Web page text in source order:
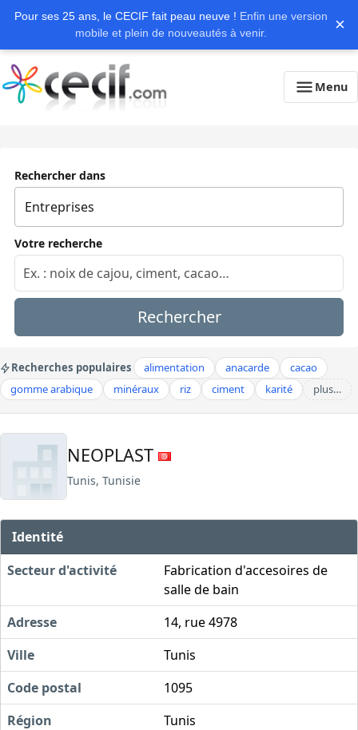
Pour ses 25 ans, le CECIF fait peau neuve ! Enfin une version
mobile et plein de nouveautés à venir.
×
Menu
Rechercher dans
Votre recherche
Rechercher
Recherches populaires alimentation anacarde
cacao
gomme arabique
minéraux riz ciment karité plus…
NEOPLAST
Tunis, Tunisie
Identité
Secteur d'activité
Fabrication d'accesoires de
salle de bain
Adresse
14, rue 4978
Ville
Tunis
Code postal
1095
Région
Tunis